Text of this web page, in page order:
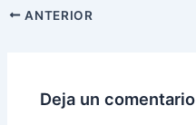
ANTERIOR
Deja un comentario